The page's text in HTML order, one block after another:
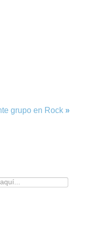
grupo en Rock »